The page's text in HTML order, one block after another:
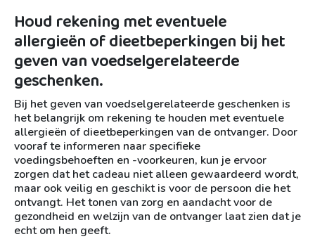
Houd rekening met eventuele
allergieën of dieetbeperkingen bij het
geven van voedselgerelateerde
geschenken.
Bij het geven van voedselgerelateerde geschenken is
het belangrijk om rekening te houden met eventuele
allergieën of dieetbeperkingen van de ontvanger. Door
vooraf te informeren naar specifieke
voedingsbehoeften en -voorkeuren, kun je ervoor
zorgen dat het cadeau niet alleen gewaardeerd wordt,
maar ook veilig en geschikt is voor de persoon die het
ontvangt. Het tonen van zorg en aandacht voor de
gezondheid en welzijn van de ontvanger laat zien dat je
echt om hen geeft.